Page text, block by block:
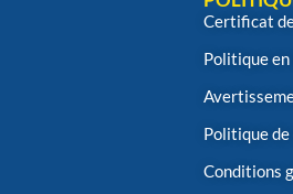
Certificat
Politique
Politique
Conditions